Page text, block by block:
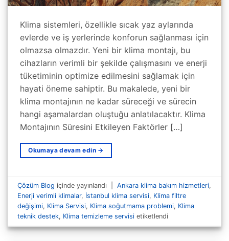
Klima sistemleri, özellikle sıcak yaz aylarında
evlerde ve iş yerlerinde konforun sağlanması için
olmazsa olmazdır. Yeni bir klima montajı, bu
cihazların verimli bir şekilde çalışmasını ve enerji
tüketiminin optimize edilmesini sağlamak için
hayati öneme sahiptir. Bu makalede, yeni bir
klima montajının ne kadar süreceği ve sürecin
hangi aşamalardan oluştuğu anlatılacaktır. Klima
Montajının Süresini Etkileyen Faktörler […]
Okumaya devam edin →
Çözüm Blog içinde yayınlandı Ankara klima bakım hizmetleri,
Enerji verimli klimalar, İstanbul klima servisi, Klima filtre
değişimi, Klima Servisi, Klima soğutmama problemi, Klima
teknik destek, Klima temizleme servisi etiketlendi